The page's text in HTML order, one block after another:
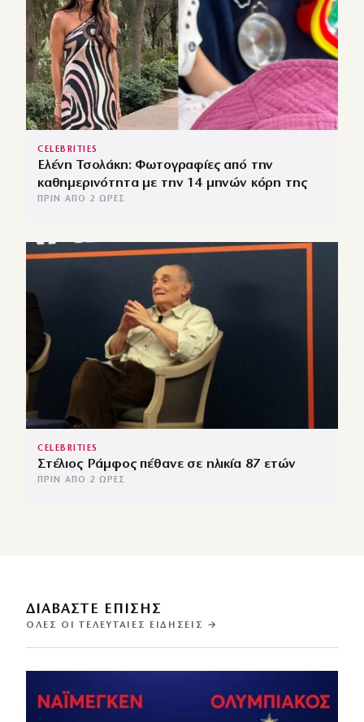
CELEBRITIES
Ελένη Τσολάκη: Φωτογραφίες από την
καθημερινότητα με την 14 μηνών κόρη της
ΠΡΙΝ ΑΠΌ 2 ΏΡΕΣ
CELEBRITIES
Στέλιος Ράμφος πέθανε σε ηλικία 87 ετών
ΠΡΙΝ ΑΠΌ 2 ΏΡΕΣ
ΔΙΑΒΑΣΤΕ ΕΠΙΣΗΣ
ΌΛΕΣ ΟΙ ΤΕΛΕΥΤΑΊΕΣ ΕΙΔΉΣΕΙΣ →